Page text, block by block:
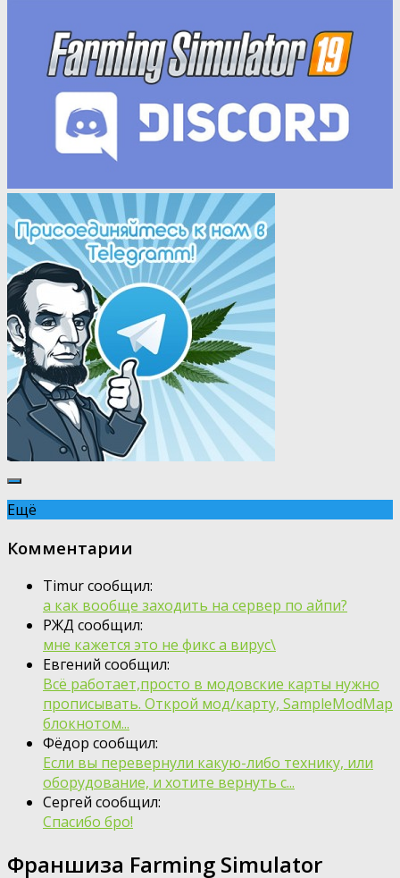
Ещё
Комментарии
Timur сообщил:
а как вообще заходить на сервер по айпи?
РЖД сообщил:
мне кажется это не фикс а вирус\
Евгений сообщил:
Всё работает,просто в модовские карты нужно
прописывать. Открой мод/карту, SampleModMap
блокнотом...
Фёдор сообщил:
Если вы перевернули какую-либо технику, или
оборудование, и хотите вернуть с...
Сергей сообщил:
Спасибо бро!
Франшиза Farming Simulator